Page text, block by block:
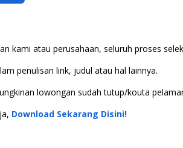
kami atau perusahaan, seluruh proses
penulisan link, judul atau hal lainnya.
lowongan sudah tutup/kouta
Download Sekarang Disini!